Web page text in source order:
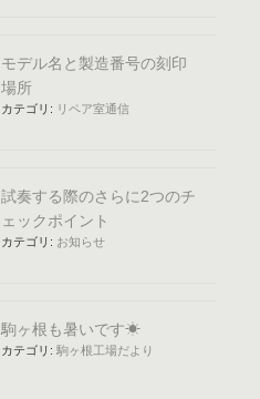
モデル名と製造番号の刻印
場所
カテゴリ: リペア室通信
試奏する際のさらに2つのチ
ェックポイント
カテゴリ: お知らせ
駒ヶ根も暑いです☀
カテゴリ: 駒ヶ根工場だより